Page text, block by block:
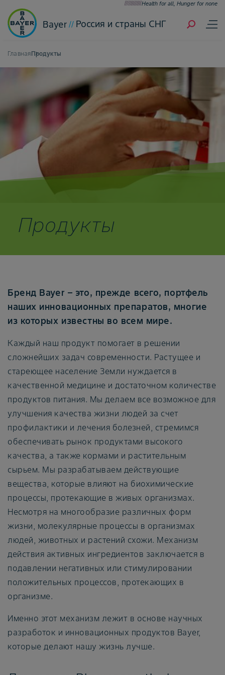
Health for all, Hunger for none
Bayer Россия и страны СНГ
ГлавнаяПродукты
Продукты
Бренд Bayer – это, прежде всего, портфель
наших инновационных препаратов, многие
из которых известны во всем мире.
Каждый наш продукт помогает в решении
сложнейших задач современности. Растущее и
стареющее население Земли нуждается в
качественной медицине и достаточном количестве
продуктов питания. Мы делаем все возможное для
улучшения качества жизни людей за счет
профилактики и лечения болезней, стремимся
обеспечивать рынок продуктами высокого
качества, а также кормами и растительным
сырьем. Мы разрабатываем действующие
вещества, которые влияют на биохимические
процессы, протекающие в живых организмах.
Несмотря на многообразие различных форм
жизни, молекулярные процессы в организмах
людей, животных и растений схожи. Механизм
действия активных ингредиентов заключается в
подавлении негативных или стимулировании
положительных процессов, протекающих в
организме.
Именно этот механизм лежит в основе научных
разработок и инновационных продуктов Bayer,
которые делают нашу жизнь лучше.